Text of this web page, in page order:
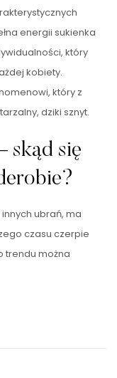
energii sukienka
który
kobiety.
który z
dziki sznyt.
skąd się
ubrań, ma
czasu czerpie
trendu można